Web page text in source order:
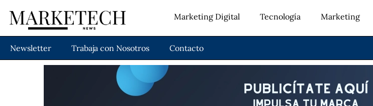
Marketing Digital Tecnología Marketing
Newsletter Trabaja con Nosotros Contacto